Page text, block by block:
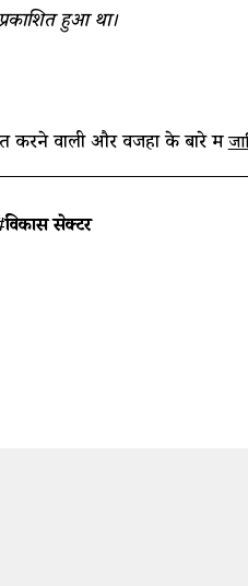
हुआ था।
करने वाली और वजहों के बारे में
सेक्टर